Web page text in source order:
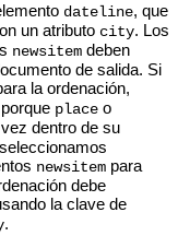
dateline, que
un atributo city. Los
newsitem deben
de salida. Si
la ordenación,
place o
dentro de su
newsitem para
debe
la clave de
.